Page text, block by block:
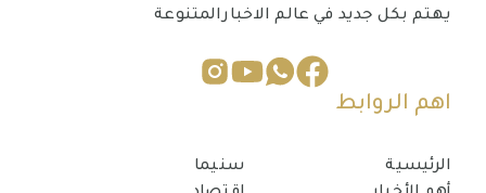
يهتم بكل جديد في عالم الاخبارالمتنوعة
اهم الروابط
الرئيسية
سنيما